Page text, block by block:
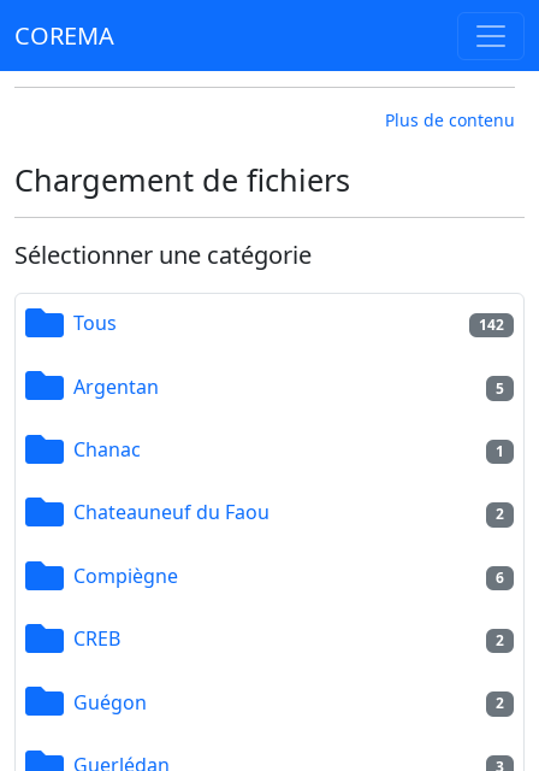
COREMA
Plus de contenu
Chargement de fichiers
Sélectionner une catégorie
Tous 142
Argentan 5
Chanac 1
Chateauneuf du Faou 2
Compiègne 6
CREB 2
Guégon 2
Guerlédan 3